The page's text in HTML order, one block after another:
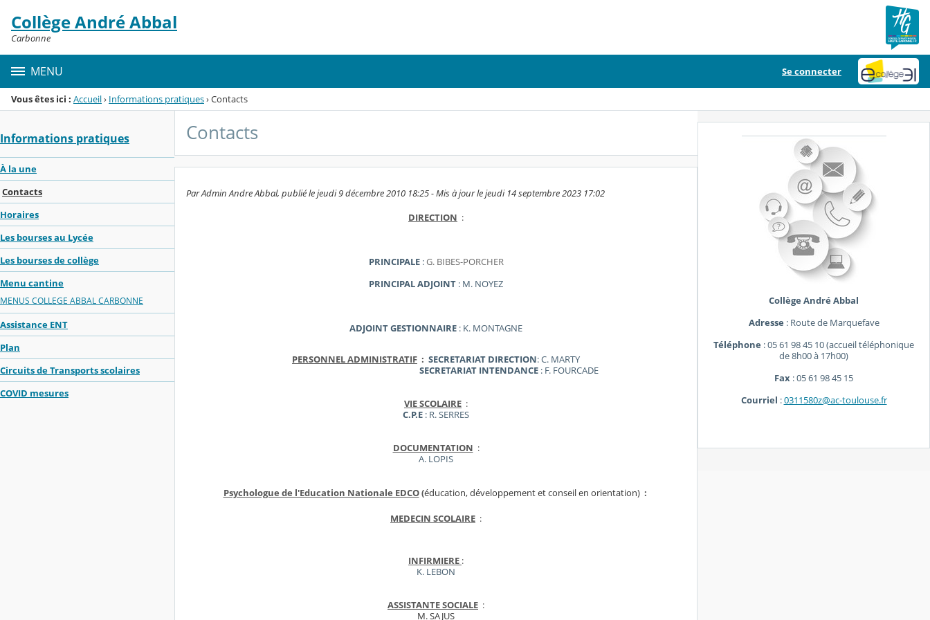
Menu de la rubrique
Contenu
Collège André Abbal
Carbonne
MENU Se connecter
Vous êtes ici : Accueil› Informations pratiques›Contacts
Informations pratiques
À la une
Contacts
Horaires
Les bourses au Lycée
Les bourses de collège
Menu cantine
MENUS COLLEGE ABBAL CARBONNE
Assistance ENT
Plan
Circuits de Transports scolaires
COVID mesures
Contacts
Par Admin Andre Abbal, publié le jeudi 9 décembre 2010 18:25 - Mis à jour le jeudi 14 septembre 2023 17:02
DIRECTION :
PRINCIPALE:G. BIBES-PORCHER
PRINCIPAL ADJOINT : M. NOYEZ
ADJOINT GESTIONNAIRE : K. MONTAGNE
PERSONNEL ADMINISTRATIF : SECRETARIAT DIRECTION: C. MARTY
SECRETARIAT INTENDANCE: F. FOURCADE
VIE SCOLAIRE :
C.P.E : R. SERRES
DOCUMENTATION :
A. LOPIS
Psychologue de l'Education Nationale EDCO(éducation, développement et conseil en orientation) :
MEDECIN SCOLAIRE :
INFIRMIERE :
K. LEBON
ASSISTANTE SOCIALE :
M. SAJUS
Collège André Abbal
Adresse : Route de Marquefave
Téléphone : 05 61 98 45 10 (accueil téléphonique
de 8h00 à 17h00)
Fax : 05 61 98 45 15
Courriel :0311580z@ac-toulouse.fr